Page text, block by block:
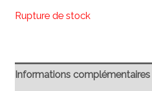
Rupture de stock
Informations complémentaires